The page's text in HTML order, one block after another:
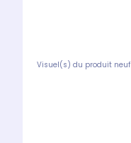
Visuel(s) du produit neuf